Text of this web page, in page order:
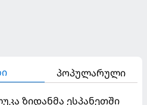
პოპულარული
ზიდანმა ესპანეთში